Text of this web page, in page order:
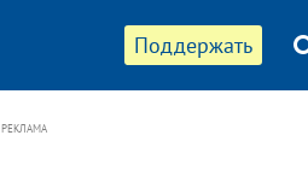
Поддержать
РЕКЛАМА